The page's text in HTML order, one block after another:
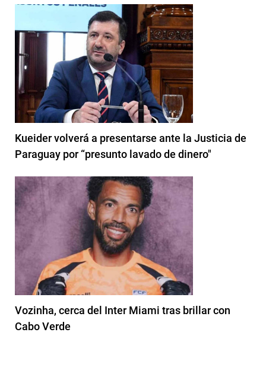
Kueider volverá a presentarse ante la Justicia de
Paraguay por “presunto lavado de dinero"
Vozinha, cerca del Inter Miami tras brillar con
Cabo Verde